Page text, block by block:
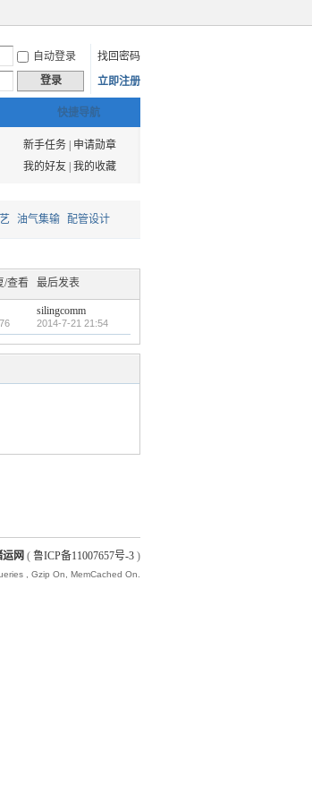
自动登录
找回密码
登录 立即注册
快捷导航
新手任务|
申请勋章
我的好友| 我的收藏
油气集输 配管设计
/查看 最后发表
silingcomm
2014-7-21 21:54
网 ( 鲁ICP备11007657号-3 )
, Gzip On, MemCached On.